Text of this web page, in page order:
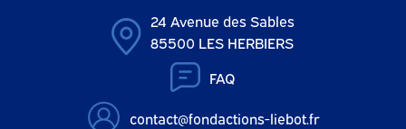
24 Avenue des Sables
85500 LES HERBIERS
FAQ
contact@fondactions-liebot.fr